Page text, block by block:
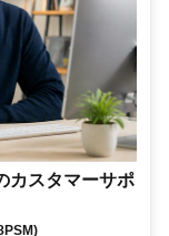
スタマーサポ